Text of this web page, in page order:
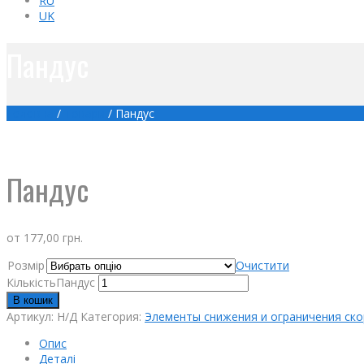
UK
/ / Пандус
Пандус
от 177,00 грн.
Розмір
Очистити
КількістьПандус
В кошик
Артикул: Н/Д Категория: Элементы снижения и ограничения
Опис
Деталі